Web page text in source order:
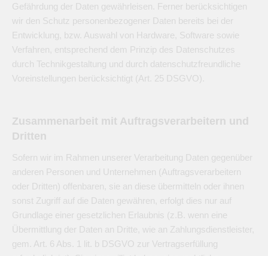
Gefährdung der Daten gewährleisen. Ferner berücksichtigen
wir den Schutz personenbezogener Daten bereits bei der
Entwicklung, bzw. Auswahl von Hardware, Software sowie
Verfahren, entsprechend dem Prinzip des Datenschutzes
durch Technikgestaltung und durch datenschutzfreundliche
Voreinstellungen berücksichtigt (Art. 25 DSGVO).
Zusammenarbeit mit Auftragsverarbeitern und
Dritten
Sofern wir im Rahmen unserer Verarbeitung Daten gegenüber
anderen Personen und Unternehmen (Auftragsverarbeitern
oder Dritten) offenbaren, sie an diese übermitteln oder ihnen
sonst Zugriff auf die Daten gewähren, erfolgt dies nur auf
Grundlage einer gesetzlichen Erlaubnis (z.B. wenn eine
Übermittlung der Daten an Dritte, wie an Zahlungsdienstleister,
gem. Art. 6 Abs. 1 lit. b DSGVO zur Vertragserfüllung